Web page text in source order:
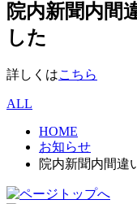
院内新聞内間
した
詳しくはこちら
ALL
HOME
お知らせ
院内新聞内間違